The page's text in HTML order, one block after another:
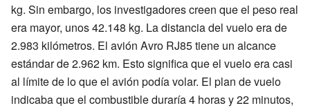
kg. Sin embargo, los investigadores creen que el peso real
era mayor, unos 42.148 kg. La distancia del vuelo era de
2.983 kilómetros. El avión Avro RJ85 tiene un alcance
estándar de 2.962 km. Esto significa que el vuelo era casi
al límite de lo que el avión podía volar. El plan de vuelo
indicaba que el combustible duraría 4 horas y 22 minutos,